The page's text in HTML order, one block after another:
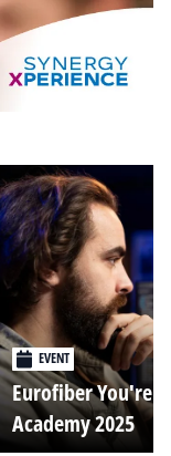
EVENT
Eurofiber You're
Academy 2025